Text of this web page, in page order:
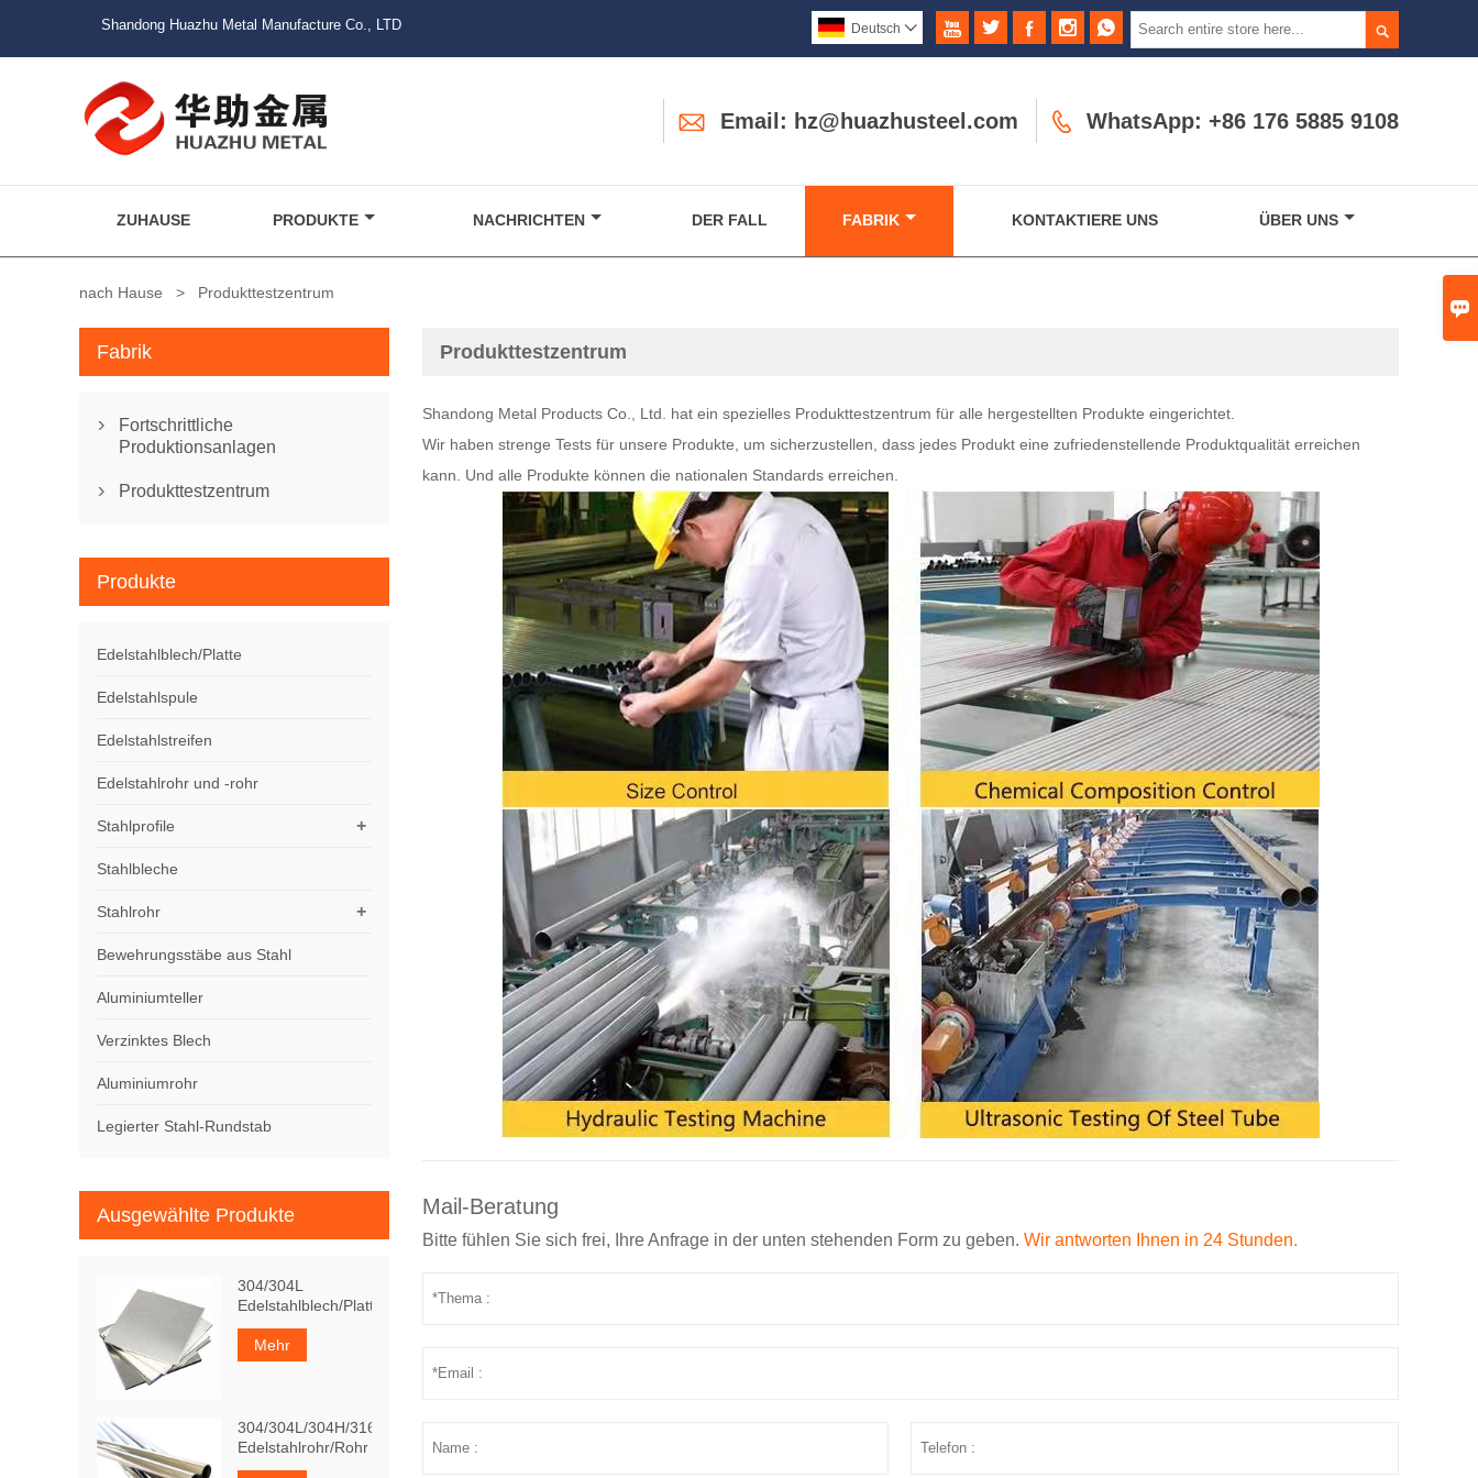

Shandong Huazhu Metal Manufacture Co., LTD 
    
Deutsch 
 Email: hz@huazhusteel.com  WhatsApp: +86 176 5885 9108
ZUHAUSE PRODUKTE NACHRICHTEN DER FALL FABRIK KONTAKTIERE UNS ÜBER UNS
nach Hause > Produkttestzentrum
Produkttestzentrum
Shandong Metal Products Co., Ltd. hat ein spezielles Produkttestzentrum für alle hergestellten Produkte eingerichtet.
Wir haben strenge Tests für unsere Produkte, um sicherzustellen, dass jedes Produkt eine zufriedenstellende Produktqualität erreichen
kann. Und alle Produkte können die nationalen Standards erreichen.
Mail-Beratung
Bitte fühlen Sie sich frei, Ihre Anfrage in der unten stehenden Form zu geben. Wir antworten Ihnen in 24 Stunden.
Fabrik

Fortschrittliche
Produktionsanlagen
 Produkttestzentrum
Produkte
Edelstahlblech/Platte
Edelstahlspule
Edelstahlstreifen
Edelstahlrohr und -rohr
+
Stahlprofile
Stahlbleche
+
Stahlrohr
Bewehrungsstäbe aus Stahl
Aluminiumteller
Verzinktes Blech
Aluminiumrohr
Legierter Stahl-Rundstab
Ausgewählte Produkte
304/304L
Edelstahlblech/Platte
Mehr
304/304L/304H/316Ti
Edelstahlrohr/Rohr